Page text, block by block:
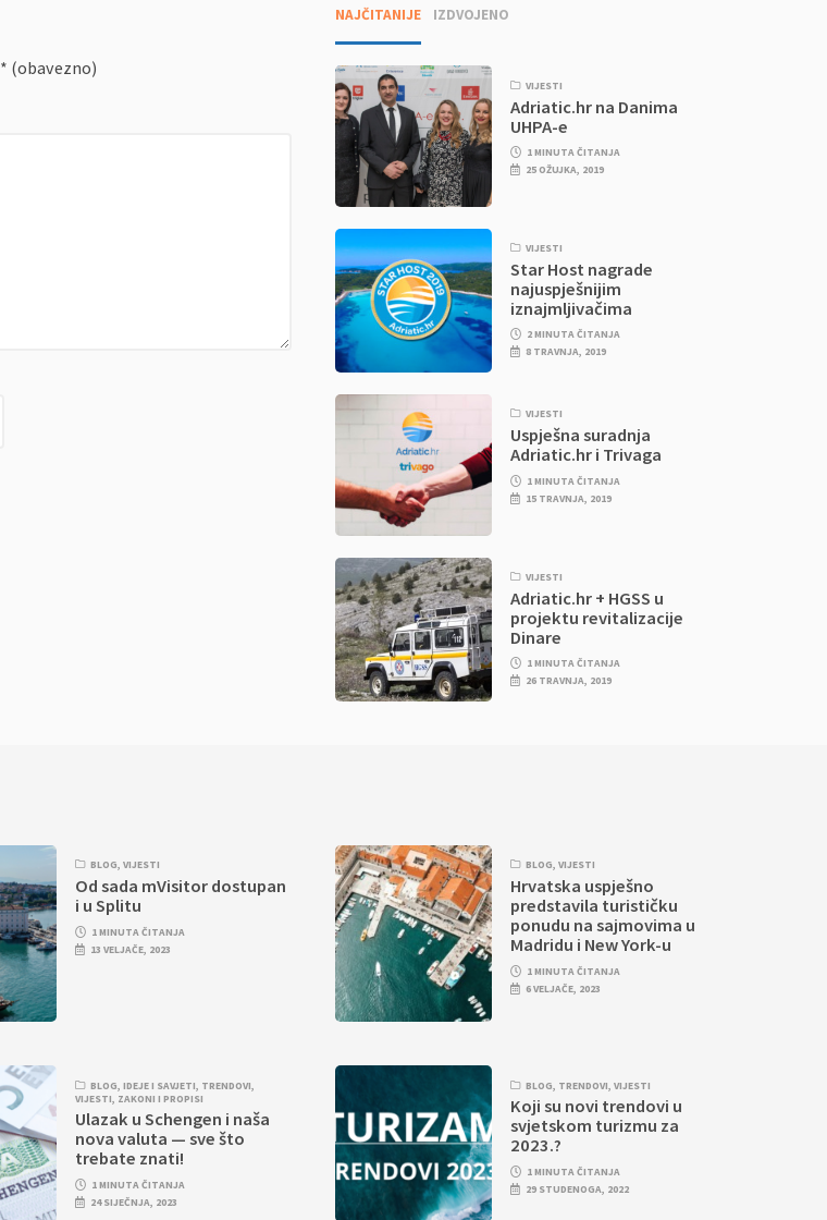
* (obavezno)
NAJČITANIJE IZDVOJENO
VIJESTI
Adriatic.hr na Danima
UHPA-e
1 MINUTA ČITANJA
25 OŽUJKA, 2019
VIJESTI
Star Host nagrade
najuspješnijim
iznajmljivačima
2 MINUTA ČITANJA
8 TRAVNJA, 2019
VIJESTI
Uspješna suradnja
Adriatic.hr i Trivaga
1 MINUTA ČITANJA
15 TRAVNJA, 2019
VIJESTI
Adriatic.hr + HGSS u
projektu revitalizacije
Dinare
1 MINUTA ČITANJA
26 TRAVNJA, 2019
BLOG,VIJESTI
Od sada mVisitor dostupan
i u Splitu
1 MINUTA ČITANJA
13 VELJAČE, 2023
BLOG,VIJESTI
Hrvatska uspješno
predstavila turističku
ponudu na sajmovima u
Madridu i New York-u
1 MINUTA ČITANJA
6 VELJAČE, 2023
BLOG,IDEJE I SAVJETI, TRENDOVI,
VIJESTI, ZAKONI I PROPISI
Ulazak u Schengen i naša
nova valuta — sve što
trebate znati!
1 MINUTA ČITANJA
24 SIJEČNJA, 2023
BLOG, TRENDOVI,VIJESTI
Koji su novi trendovi u
svjetskom turizmu za
2023.?
1 MINUTA ČITANJA
29 STUDENOGA, 2022